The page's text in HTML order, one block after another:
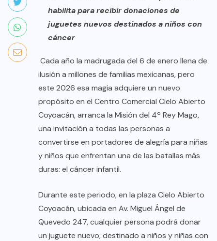
habilita para recibir donaciones de
juguetes nuevos destinados a niños con
cáncer
Cada año la madrugada del 6 de enero llena de
ilusión a millones de familias mexicanas, pero
este 2026 esa magia adquiere un nuevo
propósito en el Centro Comercial Cielo Abierto
Coyoacán, arranca la Misión del 4º Rey Mago,
una invitación a todas las personas a
convertirse en portadores de alegría para niñas
y niños que enfrentan una de las batallas más
duras: el cáncer infantil.
Durante este periodo, en la plaza Cielo Abierto
Coyoacán, ubicada en Av. Miguel Ángel de
Quevedo 247, cualquier persona podrá donar
un juguete nuevo, destinado a niños y niñas con